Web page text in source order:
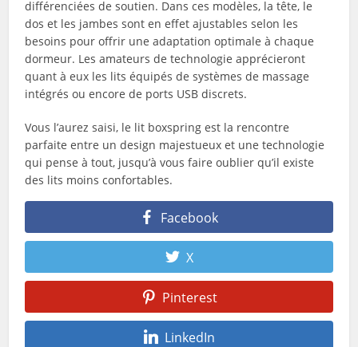
différenciées de soutien. Dans ces modèles, la tête, le
dos et les jambes sont en effet ajustables selon les
besoins pour offrir une adaptation optimale à chaque
dormeur. Les amateurs de technologie apprécieront
quant à eux les lits équipés de systèmes de massage
intégrés ou encore de ports USB discrets.
Vous l’aurez saisi, le lit boxspring est la rencontre
parfaite entre un design majestueux et une technologie
qui pense à tout, jusqu’à vous faire oublier qu’il existe
des lits moins confortables.
Facebook
X
Pinterest
LinkedIn